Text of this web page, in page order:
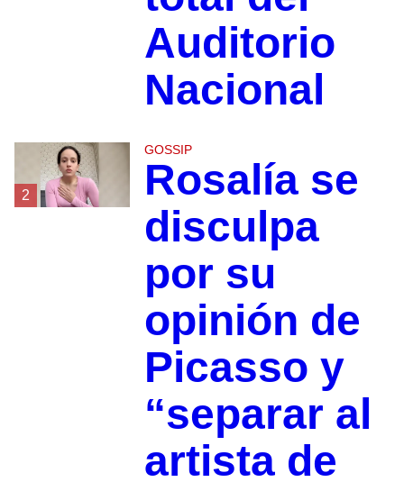
Auditorio
Nacional
2
GOSSIP
Rosalía se
disculpa
por su
opinión de
Picasso y
“separar al
artista de